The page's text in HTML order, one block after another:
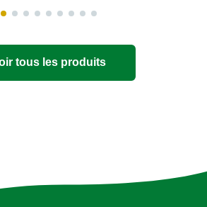
tous les produits